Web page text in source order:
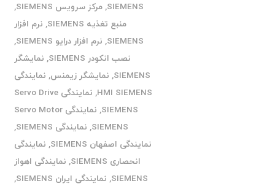
SIEMENS
,مرکز سرویس SIEMENS
,
منبع تغذیه SIEMENS
, نرم افزار
SIEMENS
, نرم افزار درایو SIEMENS
,
نصب انکودر SIEMENS
, نمایشگر
SIEMENS
, نمایشگر زیمنس, نمایندگی
HMI SIEMENS
,
نمایندگی Servo Drive
SIEMENS
,
نمایندگی Servo Motor
SIEMENS
, نمایندگی SIEMENS
,
نمایندگی اصفهان SIEMENS
, نمایندگی
انحصاری SIEMENS
, نمایندگی اهواز
SIEMENS
, نمایندگی ایران SIEMENS
,